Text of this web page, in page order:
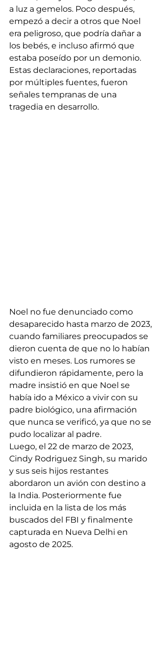
a luz a gemelos. Poco después,
empezó a decir a otros que Noel
era peligroso, que podría dañar a
los bebés, e incluso afirmó que
estaba poseído por un demonio.
Estas declaraciones, reportadas
por múltiples fuentes, fueron
señales tempranas de una
tragedia en desarrollo.
Noel no fue denunciado como
desaparecido hasta marzo de 2023,
cuando familiares preocupados se
dieron cuenta de que no lo habían
visto en meses. Los rumores se
difundieron rápidamente, pero la
madre insistió en que Noel se
había ido a México a vivir con su
padre biológico, una afirmación
que nunca se verificó, ya que no se
pudo localizar al padre.
Luego, el 22 de marzo de 2023,
Cindy Rodriguez Singh, su marido
y sus seis hijos restantes
abordaron un avión con destino a
la India. Posteriormente fue
incluida en la lista de los más
buscados del FBI y finalmente
capturada en Nueva Delhi en
agosto de 2025.